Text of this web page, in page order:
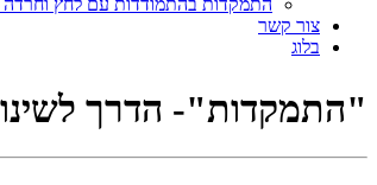
התמקדות בהתמודדות עם לחץ
צור קשר
בלוג
"התמקדות"- הדרך